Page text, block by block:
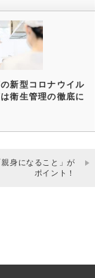
新型コロナウイル
衛生管理の徹底に
身になること」が
ポイント！